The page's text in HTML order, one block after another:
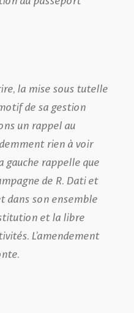
la mise sous tutelle
de sa gestion
un rappel au
rien à voir
gauche rappelle que
de R. Dati et
dans son ensemble
et la libre
L’amendement